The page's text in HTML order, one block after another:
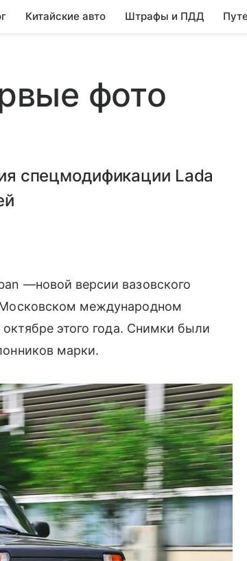
Китайские авто Штрафы и ПДД
фото
спецмодификации Lada
—новой версии вазовского
Московском международном
октябре этого года. Снимки были
марки.